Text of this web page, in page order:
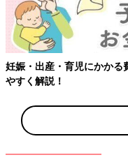
補助金・助成金をわかり